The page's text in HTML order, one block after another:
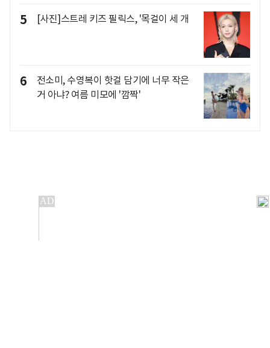
5 [사진]스트레 키즈 필릭스, '목걸이 세 개
6
전소미, 수영복이 핫걸 담기에 너무 작은
거 아냐? 여름 미모에 '깜짝'